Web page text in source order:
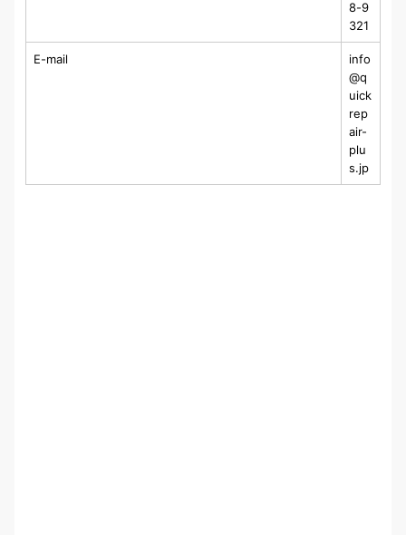
8-9
321
E-mail
info
@q
uick
rep
air-
plu
s.jp